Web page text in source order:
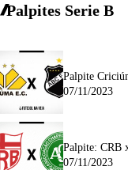
Palpites Serie B
Palpite
07/11/2023
Palpite: CRB
07/11/2023